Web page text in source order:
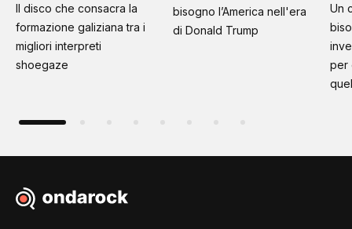
Il disco che consacra la
formazione galiziana tra i
migliori interpreti
shoegaze
bisogno l’America nell'era
di Donald Trump
Un
per